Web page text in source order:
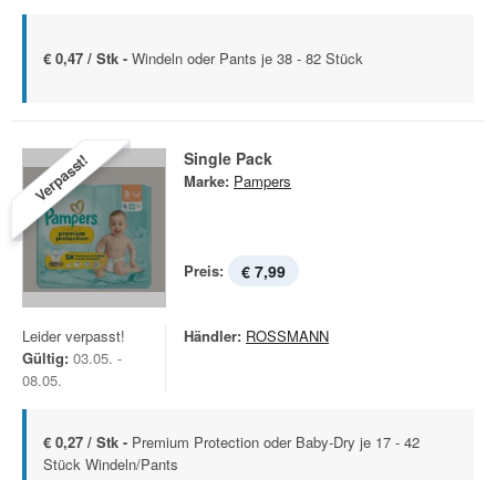
€ 0,47 / Stk - Windeln oder Pants je 38 - 82 Stück
Verpasst! Single Pack
Marke: Pampers
Preis: € 7,99
Leider verpasst!
Gültig: 03.05. -
08.05.
Händler: ROSSMANN
€ 0,27 / Stk - Premium Protection oder Baby-Dry je 17 - 42
Stück Windeln/Pants